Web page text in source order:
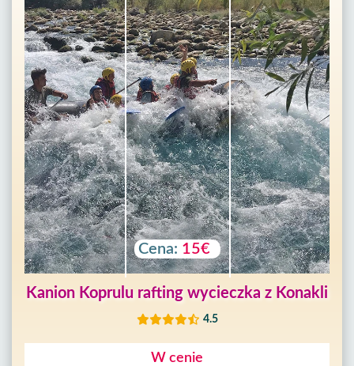
Cena: 15€
Kanion Koprulu rafting wycieczka z Konakli
4.5
W cenie